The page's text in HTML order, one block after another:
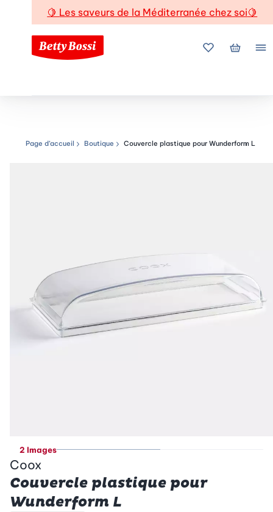
🍋 Les saveurs de la Méditerranée chez soi🍋
Mes favoris
Mon
Chemin de navigation
Page d’accueil Boutique Couvercle plastique pour Wunderform L
2 Images
Coox
Couvercle plastique pour
Wunderform L